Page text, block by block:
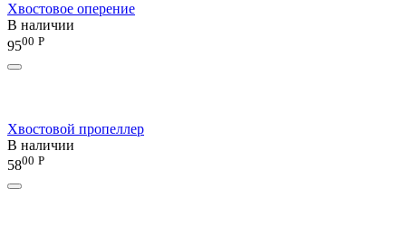
Хвостовое оперение
В наличии
9500 Р
Хвостовой пропеллер
В наличии
5800 Р